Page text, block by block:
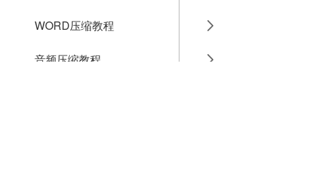
WORD压缩教程
音频压缩教程